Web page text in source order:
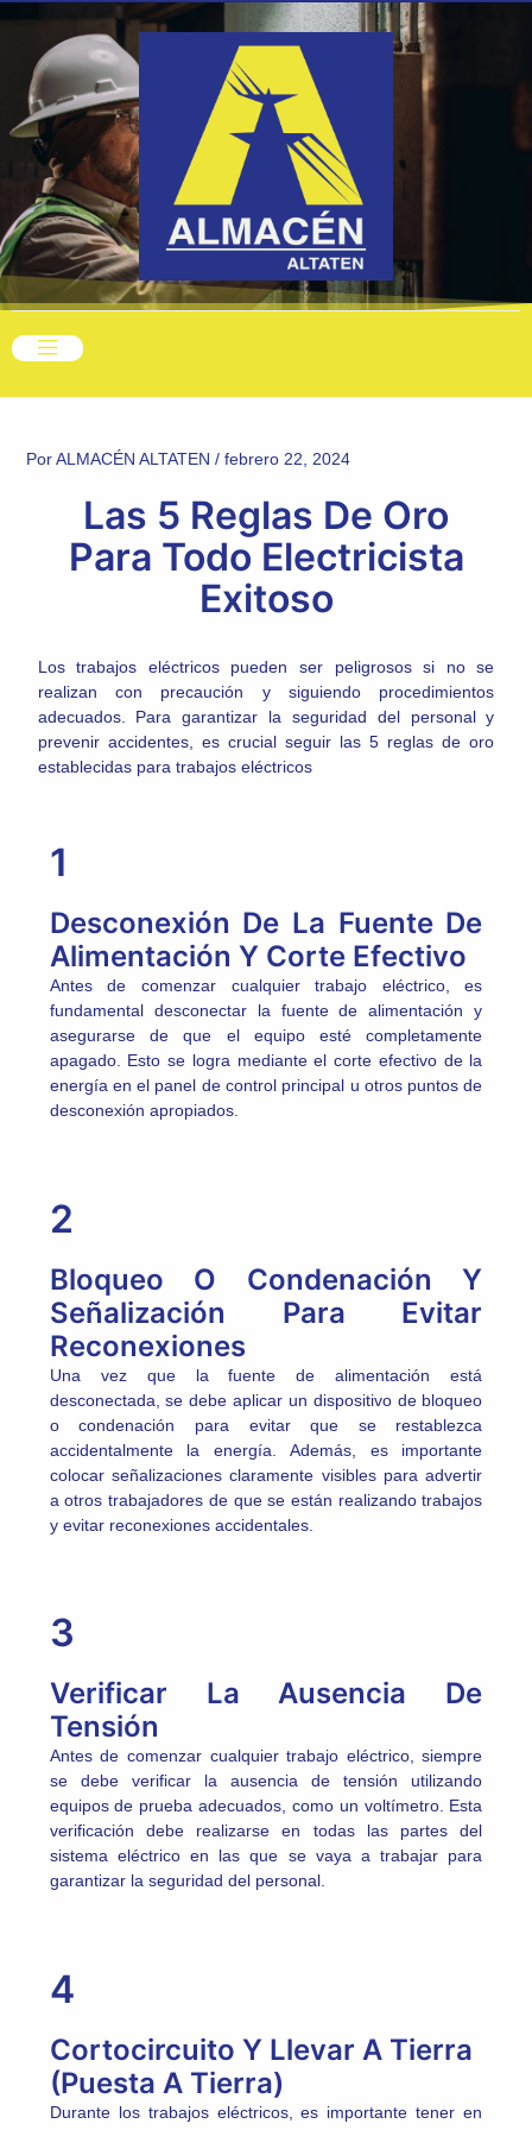
contenido
PorALMACÉN ALTATEN / febrero 22, 2024
Las 5 Reglas De Oro
Para Todo Electricista
Exitoso
Los trabajos eléctricos pueden ser peligrosos si no se
realizan con precaución y siguiendo procedimientos
adecuados. Para garantizar la seguridad del personal y
prevenir accidentes, es crucial seguir las 5 reglas de oro
establecidas para trabajos eléctricos
1
Desconexión De La Fuente De
Alimentación Y Corte Efectivo
Antes de comenzar cualquier trabajo eléctrico, es
fundamental desconectar la fuente de alimentación y
asegurarse de que el equipo esté completamente
apagado. Esto se logra mediante el corte efectivo de la
energía en el panel de control principal u otros puntos de
desconexión apropiados.
2
Bloqueo O Condenación Y
Señalización Para Evitar
Reconexiones
Una vez que la fuente de alimentación está
desconectada, se debe aplicar un dispositivo de bloqueo
o condenación para evitar que se restablezca
accidentalmente la energía. Además, es importante
colocar señalizaciones claramente visibles para advertir
a otros trabajadores de que se están realizando trabajos
y evitar reconexiones accidentales.
3
Verificar La Ausencia De
Tensión
Antes de comenzar cualquier trabajo eléctrico, siempre
se debe verificar la ausencia de tensión utilizando
equipos de prueba adecuados, como un voltímetro. Esta
verificación debe realizarse en todas las partes del
sistema eléctrico en las que se vaya a trabajar para
garantizar la seguridad del personal.
4
Cortocircuito Y Llevar A Tierra
(Puesta A Tierra)
Durante los trabajos eléctricos, es importante tener en
entradas